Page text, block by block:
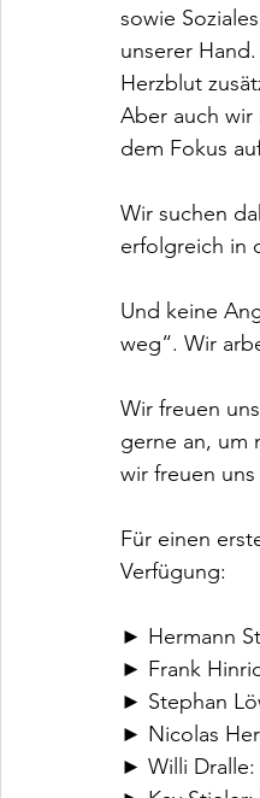
sowie
unserer
Herzblut
Aber auch
dem Fokus
Wir suchen
erfolgreich in
Und keine
weg“. Wir
Wir freuen
gerne an, um
wir freuen
Für einen
Verfügung:
► Hermann
► Frank
► Stephan
► Nicolas
► Willi Dralle: